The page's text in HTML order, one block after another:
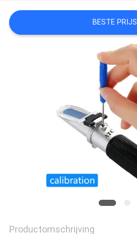
PRIVACY
POLICY
BESTE PRIJS
Productomschrijving